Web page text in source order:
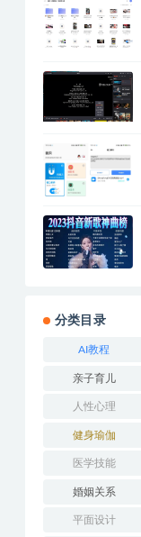
分类目录
AI教程
亲子育儿
人性心理
健身瑜伽
医学技能
婚姻关系
平面设计